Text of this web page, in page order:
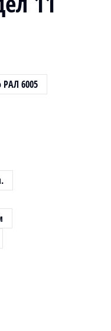
РАЛ 6005